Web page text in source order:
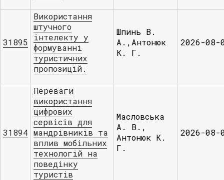
31895
Використання
штучного
інтелекту у
формуванні
туристичних
пропозицій.
Шпинь В.
А.,Антонюк
К. Г.
2026-08-
31894
Переваги
використання
цифрових
сервісів для
мандрівників та
вплив мобільних
технологій на
поведінку
туристів
Масловська
А. В.,
Антонюк К.
Г.
2026-08-